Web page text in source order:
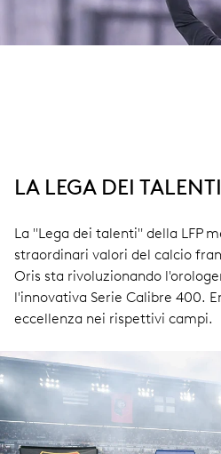
LA LEGA DEI TALENTI
La "Lega dei talenti" della LFP
straordinari valori del calcio
Oris sta rivoluzionando
l'innovativa Serie Calibre 400.
eccellenza nei rispettivi campi.